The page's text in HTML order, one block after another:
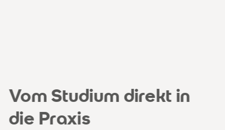
Vom Studium direkt in
die Praxis